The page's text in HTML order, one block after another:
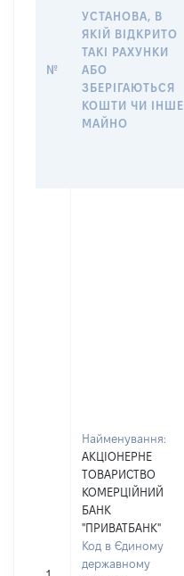
№
УСТАНОВА, В
ЯКІЙ ВІДКРИТО
ТАКІ РАХУНКИ
АБО
ЗБЕРІГАЮТЬСЯ
КОШТИ ЧИ ІНШЕ
МАЙНО
Найменування:
АКЦІОНЕРНЕ
ТОВАРИСТВО
КОМЕРЦІЙНИЙ
БАНК
"ПРИВАТБАНК"
Код в Єдиному
державному